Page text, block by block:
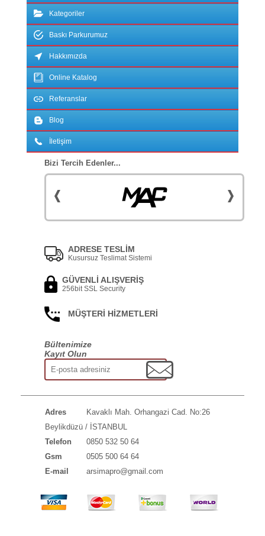
Kategoriler
Baskı Parkurumuz
Hakkımızda
Online Katalog
Referanslar
Blog
İletişim
Bizi Tercih Edenler...
ADRESE TESLİM
Kusursuz Teslimat Sistemi
GÜVENLİ ALIŞVERİŞ
256bit SSL Security
MÜŞTERİ HİZMETLERİ
Bültenimize
Kayıt Olun
Adres
Kavaklı Mah. Orhangazi Cad. No:26
Beylikdüzü / İSTANBUL
Telefon
0850 532 50 64
Gsm
0505 500 64 64
E-mail
arsimapro@gmail.com